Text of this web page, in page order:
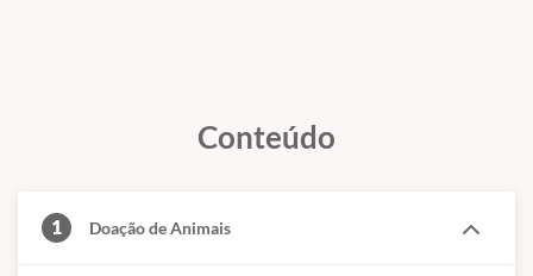
Conteúdo
1 Doação de Animais